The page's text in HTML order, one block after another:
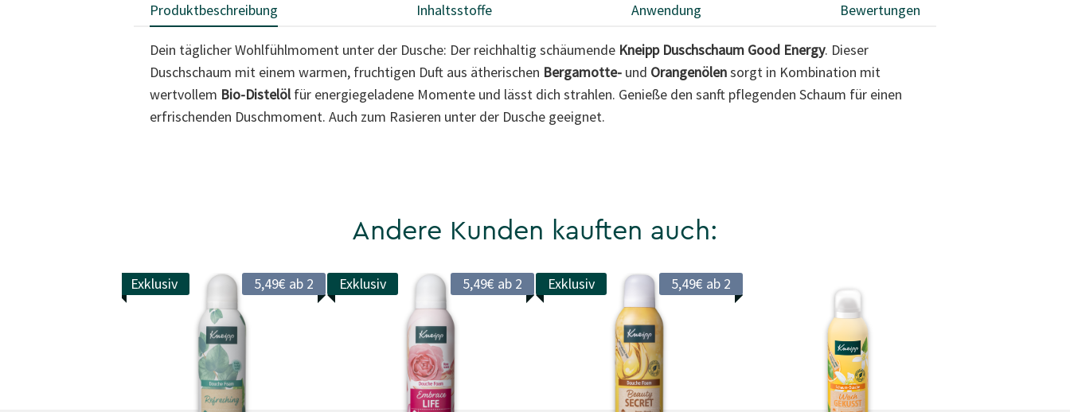
Produktbeschreibung Inhaltsstoffe Anwendung Bewertungen
Dein täglicher Wohlfühlmoment unter der Dusche: Der reichhaltig schäumende Kneipp Duschschaum Good Energy. Dieser
Duschschaum mit einem warmen, fruchtigen Duft aus ätherischen Bergamotte-und Orangenölensorgt in Kombination mit
wertvollem Bio-Distelölfür energiegeladene Momente und lässt dich strahlen. Genieße den sanft pflegenden Schaum für einen
erfrischenden Duschmoment. Auch zum Rasieren unter der Dusche geeignet.
Andere Kunden kauften auch:
5,49€ ab 2
Exklusiv 5,49€ ab 2
Exklusiv 5,49€ ab 2
Exklusiv